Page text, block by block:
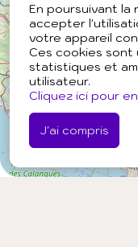
En poursuivant la
accepter
votre appareil
Ces cookies sont
statistiques et
utilisateur.
Cliquez ici pour
J'ai compris